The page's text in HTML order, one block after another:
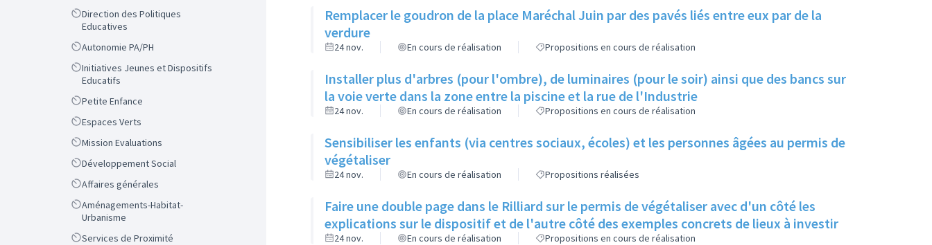
Scope
Direction des Politiques
Educatives
ScopeAutonomie PA/PH
Scope
Initiatives Jeunes et Dispositifs
Educatifs
ScopePetite Enfance
ScopeEspaces Verts
ScopeMission Evaluations
ScopeDéveloppement Social
ScopeAffaires générales
Scope
Aménagements-Habitat-
Urbanisme
ScopeServices de Proximité
Remplacer le goudron de la place Maréchal Juin par des pavés liés entre eux par de la
verdure
24 nov. En cours de réalisation Propositions en cours de réalisation
Installer plus d'arbres (pour l'ombre), de luminaires (pour le soir) ainsi que des bancs sur
la voie verte dans la zone entre la piscine et la rue de l'Industrie
24 nov. En cours de réalisation Propositions en cours de réalisation
Sensibiliser les enfants (via centres sociaux, écoles) et les personnes âgées au permis de
végétaliser
24 nov. En cours de réalisation Propositions réalisées
Faire une double page dans le Rilliard sur le permis de végétaliser avec d'un côté les
explications sur le dispositif et de l'autre côté des exemples concrets de lieux à investir
24 nov. En cours de réalisation Propositions en cours de réalisation